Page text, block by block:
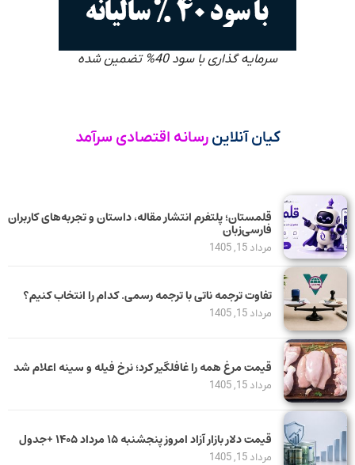
سرمایه گذاری با سود 40% تضمین شده
کیان آنلاین رسانه اقتصادی سرآمد
قلمستان؛ پلتفرم انتشار مقاله، داستان و تجربه‌های کاربران
فارسی‌زبان
مرداد 15, 1405
تفاوت ترجمه ناتی با ترجمه رسمی. کدام را انتخاب کنیم؟
مرداد 15, 1405
قیمت مرغ همه را غافلگیر کرد؛ نرخ فیله و سینه اعلام شد
مرداد 15, 1405
قیمت دلار بازار آزاد امروز پنجشنبه ۱۵ مرداد ۱۴۰۵ +جدول
مرداد 15, 1405